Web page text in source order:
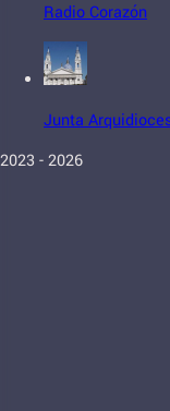
Radio Corazón
Junta
2023 - 2026